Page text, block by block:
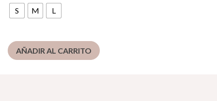
S M L
AÑADIR AL CARRITO